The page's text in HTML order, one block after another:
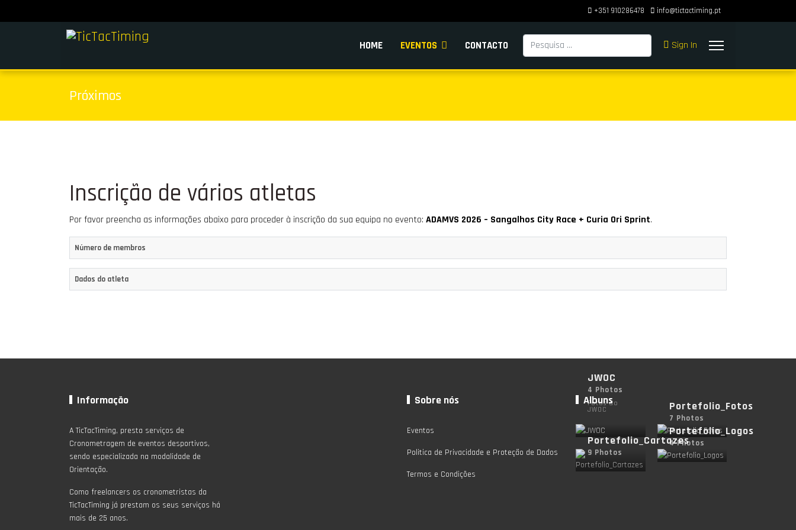
+351 910286478 info@tictactiming.pt
HOME EVENTOS CONTACTO Pesquisar Sign In
Próximos
Inscrição de vários atletas
Por favor preencha as informações abaixo para proceder à inscrição da sua equipa no evento: ADAMVS 2026 – Sangalhos City Race + Curia Ori Sprint.
Número de membros
Dados do atleta
Informação
A TicTacTiming, presta serviços de
Cronometragem de eventos desportivos,
sendo especializada na modalidade de
Orientação.
Como freelancers os cronometristas da
TicTacTiming já prestam os seus serviços há
mais de 25 anos.
Sobre nós
Eventos
Politica de Privacidade e Proteção de Dados
Termos e Condições
Albuns
JWOC
4 Photos
Fotos do
JWOC Portefolio_Fotos
7 Photos
Portefolio_Cartazes
9 Photos
Portefolio_Logos
4 Photos